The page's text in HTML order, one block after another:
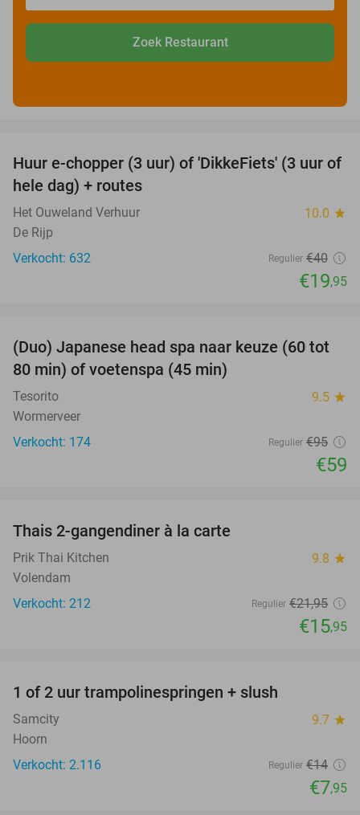
Zoek Restaurant
50%
Huur e-chopper (3 uur) of 'DikkeFiets' (3 uur of
hele dag) + routes
Het Ouweland Verhuur 10.0 star
De Rijp
Verkocht: 632
Regulier €40
€19,95
38%
(Duo) Japanese head spa naar keuze (60 tot
80 min) of voetenspa (45 min)
Tesorito 9.5 star
Wormerveer
Verkocht: 174
Regulier €95
€59
Thais 2-gangendiner à la carte
Prik Thai Kitchen 9.8 star
Volendam
Verkocht: 212
Regulier €21,95
€15,95
1 of 2 uur trampolinespringen + slush
Samcity 9.7 star
Hoorn
Verkocht: 2.116
Regulier €14
€7,95